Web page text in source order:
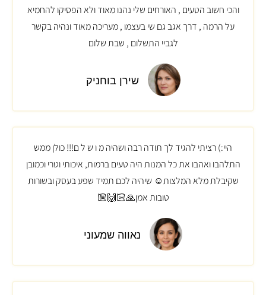
והכי חשוב הטעים , האורחים שלי נהנו מאוד ולא הפסיקו להחמיא
על הרמה , דרך אגב גם שי בעצמו , מעריכה מאוד ונהיה בקשר
לגביי התשלום , שבת שלום
שירן בוחניק
היי:) רציתי להגיד לך תודה רבה ושהיה מ ו ש ל ם!!! כולן ממש
התלהבו ואהבו את כל המנות היה טעים ברמות, איכותי וטרי וכמובן
שקיבלת מלא המלצות☺ שיהיה לכם תמיד שפע בעסק ובשורות
טובות אמן🙏🏻🙌🏼
נאווה שמעוני